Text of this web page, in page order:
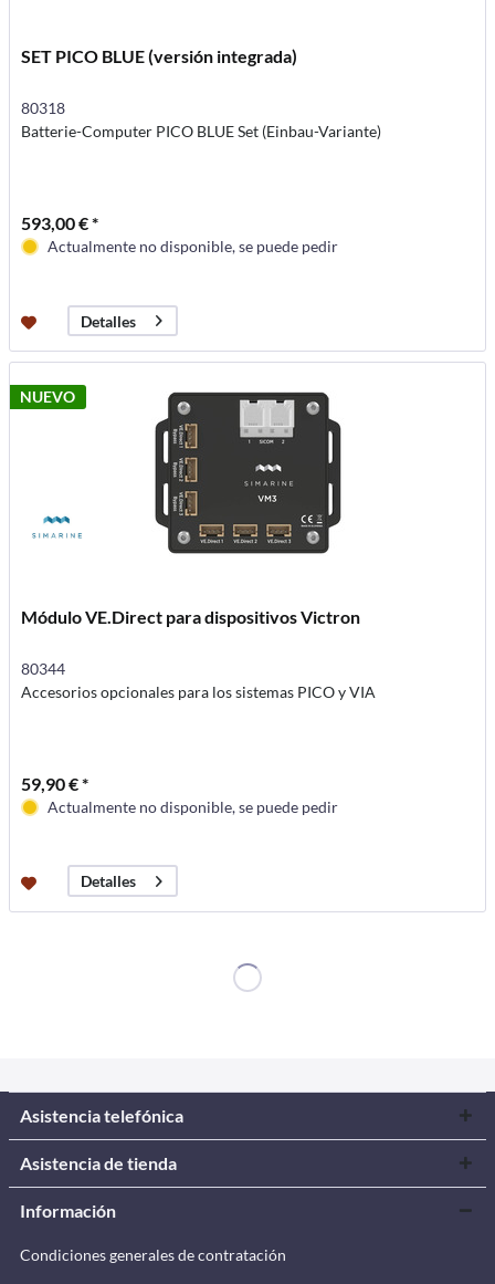
SET PICO BLUE (versión integrada)
80318
Batterie-Computer PICO BLUE Set (Einbau-Variante)
593,00 € *
Actualmente no disponible, se puede pedir
Detalles
NUEVO
Módulo VE.Direct para dispositivos Victron
80344
Accesorios opcionales para los sistemas PICO y VIA
59,90 € *
Actualmente no disponible, se puede pedir
Detalles
Asistencia telefónica
Asistencia de tienda
Información
Condiciones generales de contratación